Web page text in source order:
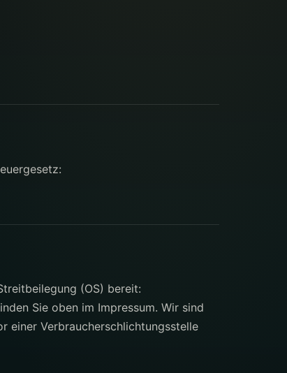
(OS) bereit:
Sie oben im Impressum. Wir sind
einer Verbraucherschlichtungsstelle